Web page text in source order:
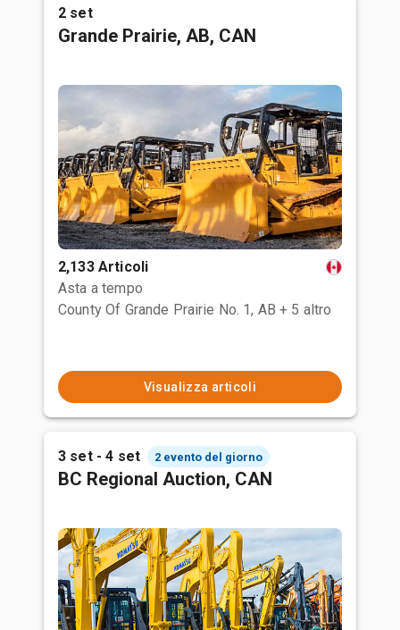
2 set
Grande Prairie, AB, CAN
2,133 Articoli
Asta a tempo
County Of Grande Prairie No. 1, AB + 5 altro
Visualizza articoli
3 set - 4 set 2 evento del giorno
BC Regional Auction, CAN